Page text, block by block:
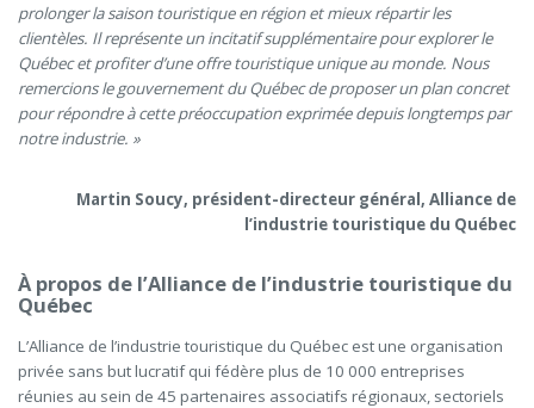
prolonger la saison touristique en région et mieux répartir les
clientèles. Il représente un incitatif supplémentaire pour explorer le
Québec et profiter d’une offre touristique unique au monde. Nous
remercions le gouvernement du Québec de proposer un plan concret
pour répondre à cette préoccupation exprimée depuis longtemps par
notre industrie. »
Martin Soucy, président-directeur général, Alliance de
l’industrie touristique du Québec
À propos de l’Alliance de l’industrie touristique du
Québec
L’Alliance de l’industrie touristique du Québec est une organisation
privée sans but lucratif qui fédère plus de 10 000 entreprises
réunies au sein de 45 partenaires associatifs régionaux, sectoriels